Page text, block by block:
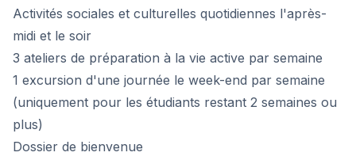
Activités sociales et culturelles quotidiennes l'après-
midi et le soir
3 ateliers de préparation à la vie active par semaine
1 excursion d'une journée le week-end par semaine
(uniquement pour les étudiants restant 2 semaines ou
plus)
Dossier de bienvenue